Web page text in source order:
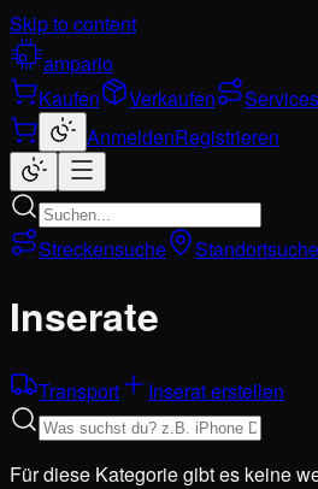
Skip to content
ampario
Kaufen
Verkaufen
Services
AnmeldenRegistrieren
Streckensuche Standortsuche
Inserate
Transport Inserat erstellen
Für diese Kategorie gibt es keine